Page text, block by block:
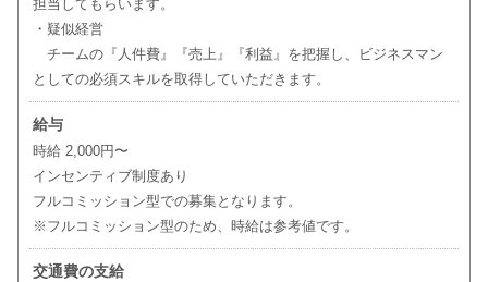
担当してもらいます。
・疑似経営
チームの『人件費』『売上』『利益』を把握し、ビジネスマン
としての必須スキルを取得していただきます。
給与
時給 2,000円〜
インセンティブ制度あり
フルコミッション型での募集となります。
※フルコミッション型のため、時給は参考値です。
交通費の支給